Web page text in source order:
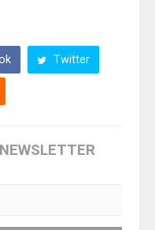
Twitter
NEWSLETTER